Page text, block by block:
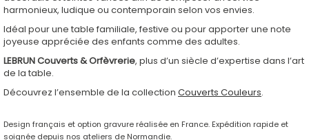
harmonieux, ludique ou contemporain selon vos envies.
Idéal pour une table familiale, festive ou pour apporter une note
joyeuse appréciée des enfants comme des adultes.
LEBRUN Couverts & Orfèvrerie, plus d’un siècle d’expertise dans l’art
de la table.
Découvrez l’ensemble de la collection Couverts Couleurs.
Design français et option gravure réalisée en France. Expédition rapide et
soignée depuis nos ateliers de Normandie.